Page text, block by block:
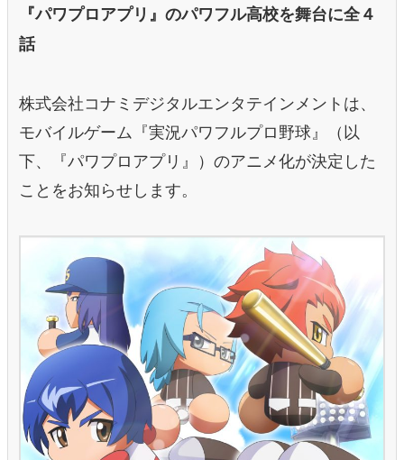
『パワプロアプリ』のパワフル高校を舞台に全４
話
​株式会社コナミデジタルエンタテインメントは、
モバイルゲーム『実況パワフルプロ野球』（以
下、『パワプロアプリ』）のアニメ化が決定した
ことをお知らせします。